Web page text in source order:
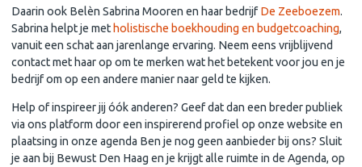
Daarin ook Belèn Sabrina Mooren en haar bedrijfDe Zeeboezem.
Sabrina helpt je met holistische boekhouding en budgetcoaching,
vanuit een schat aan jarenlange ervaring. Neem eens vrijblijvend
contact met haar op om te merken wat het betekent voor jou en je
bedrijf om op een andere manier naar geld te kijken.
Help of inspireer jij óók anderen? Geef dat dan een breder publiek
via ons platform door een inspirerend profiel op onze website en
plaatsing in onze agenda Ben je nog geen aanbieder bij ons? Sluit
je aan bij Bewust Den Haag en je krijgt alle ruimte in de Agenda, op